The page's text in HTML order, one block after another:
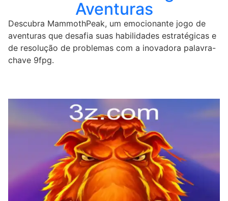
Aventuras
Descubra MammothPeak, um emocionante jogo de
aventuras que desafia suas habilidades estratégicas e
de resolução de problemas com a inovadora palavra-
chave 9fpg.